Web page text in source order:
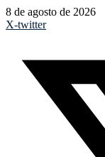
8 de agosto de 2026
X-twitter